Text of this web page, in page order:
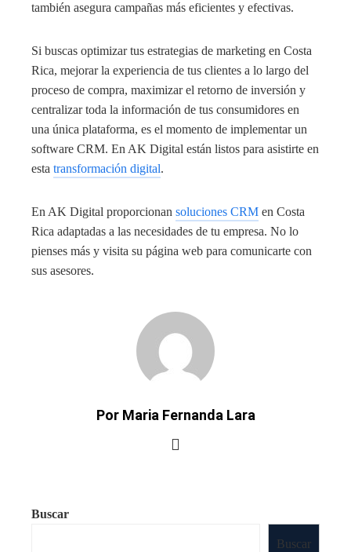
también asegura campañas más eficientes y efectivas.
Si buscas optimizar tus estrategias de marketing en Costa
Rica, mejorar la experiencia de tus clientes a lo largo del
proceso de compra, maximizar el retorno de inversión y
centralizar toda la información de tus consumidores en
una única plataforma, es el momento de implementar un
software CRM. En AK Digital están listos para asistirte en
esta transformación digital.
En AK Digital proporcionan soluciones CRM en Costa
Rica adaptadas a las necesidades de tu empresa. No lo
pienses más y visita su página web para comunicarte con
sus asesores.
Por Maria Fernanda Lara
Buscar
Buscar